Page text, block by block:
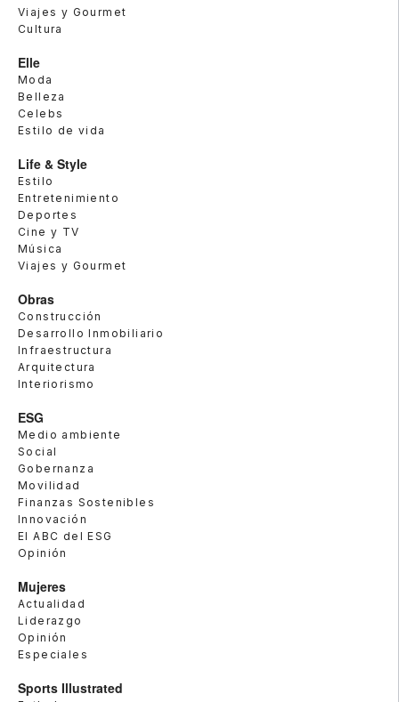
Viajes y Gourmet
Cultura
Elle
Moda
Belleza
Celebs
Estilo de vida
Life & Style
Estilo
Entretenimiento
Deportes
Cine y TV
Música
Viajes y Gourmet
Obras
Construcción
Desarrollo Inmobiliario
Infraestructura
Arquitectura
Interiorismo
ESG
Medio ambiente
Social
Gobernanza
Movilidad
Finanzas Sostenibles
Innovación
El ABC del ESG
Opinión
Mujeres
Actualidad
Liderazgo
Opinión
Especiales
Sports Illustrated